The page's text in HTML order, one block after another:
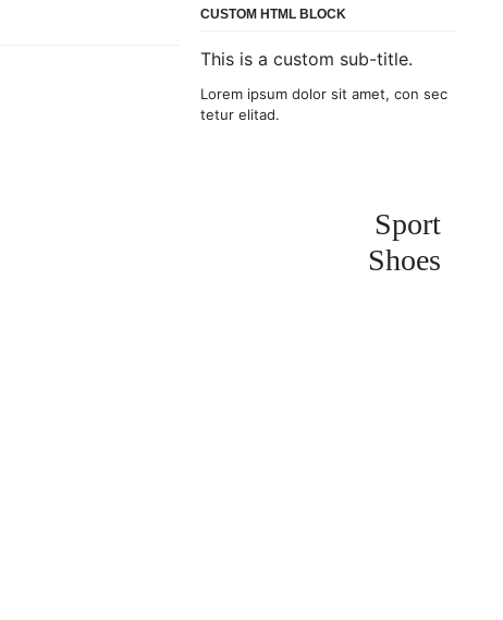
CUSTOM HTML BLOCK
This is a custom sub-title.
Lorem ipsum dolor sit amet, con sec
tetur elitad.
Sport
Shoes